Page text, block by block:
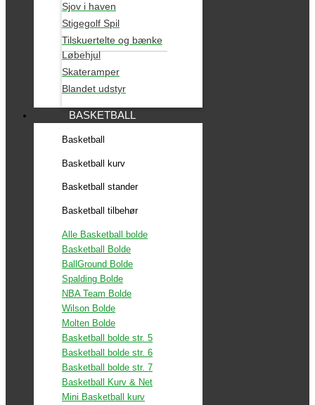
Sjov i haven
Stigegolf Spil
Tilskuertelte og bænke
Løbehjul
Skateramper
Blandet udstyr
BASKETBALL
Basketball
Basketball kurv
Basketball stander
Basketball tilbehør
Alle Basketball bolde
Basketball Bolde
BallGround Bolde
Spalding Bolde
NBA Team Bolde
Wilson Bolde
Molten Bolde
Basketball bolde str. 5
Basketball bolde str. 6
Basketball bolde str. 7
Basketball Kurv & Net
Mini Basketball kurv